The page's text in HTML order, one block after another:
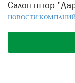
Салон штор
НОВОСТИ КОМПАНИЙ